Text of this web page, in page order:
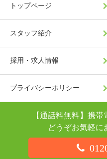
トップページ
スタッフ紹介
採用・求人情報
プライバシーポリシー
【通話料無料】携
どうぞお気軽に